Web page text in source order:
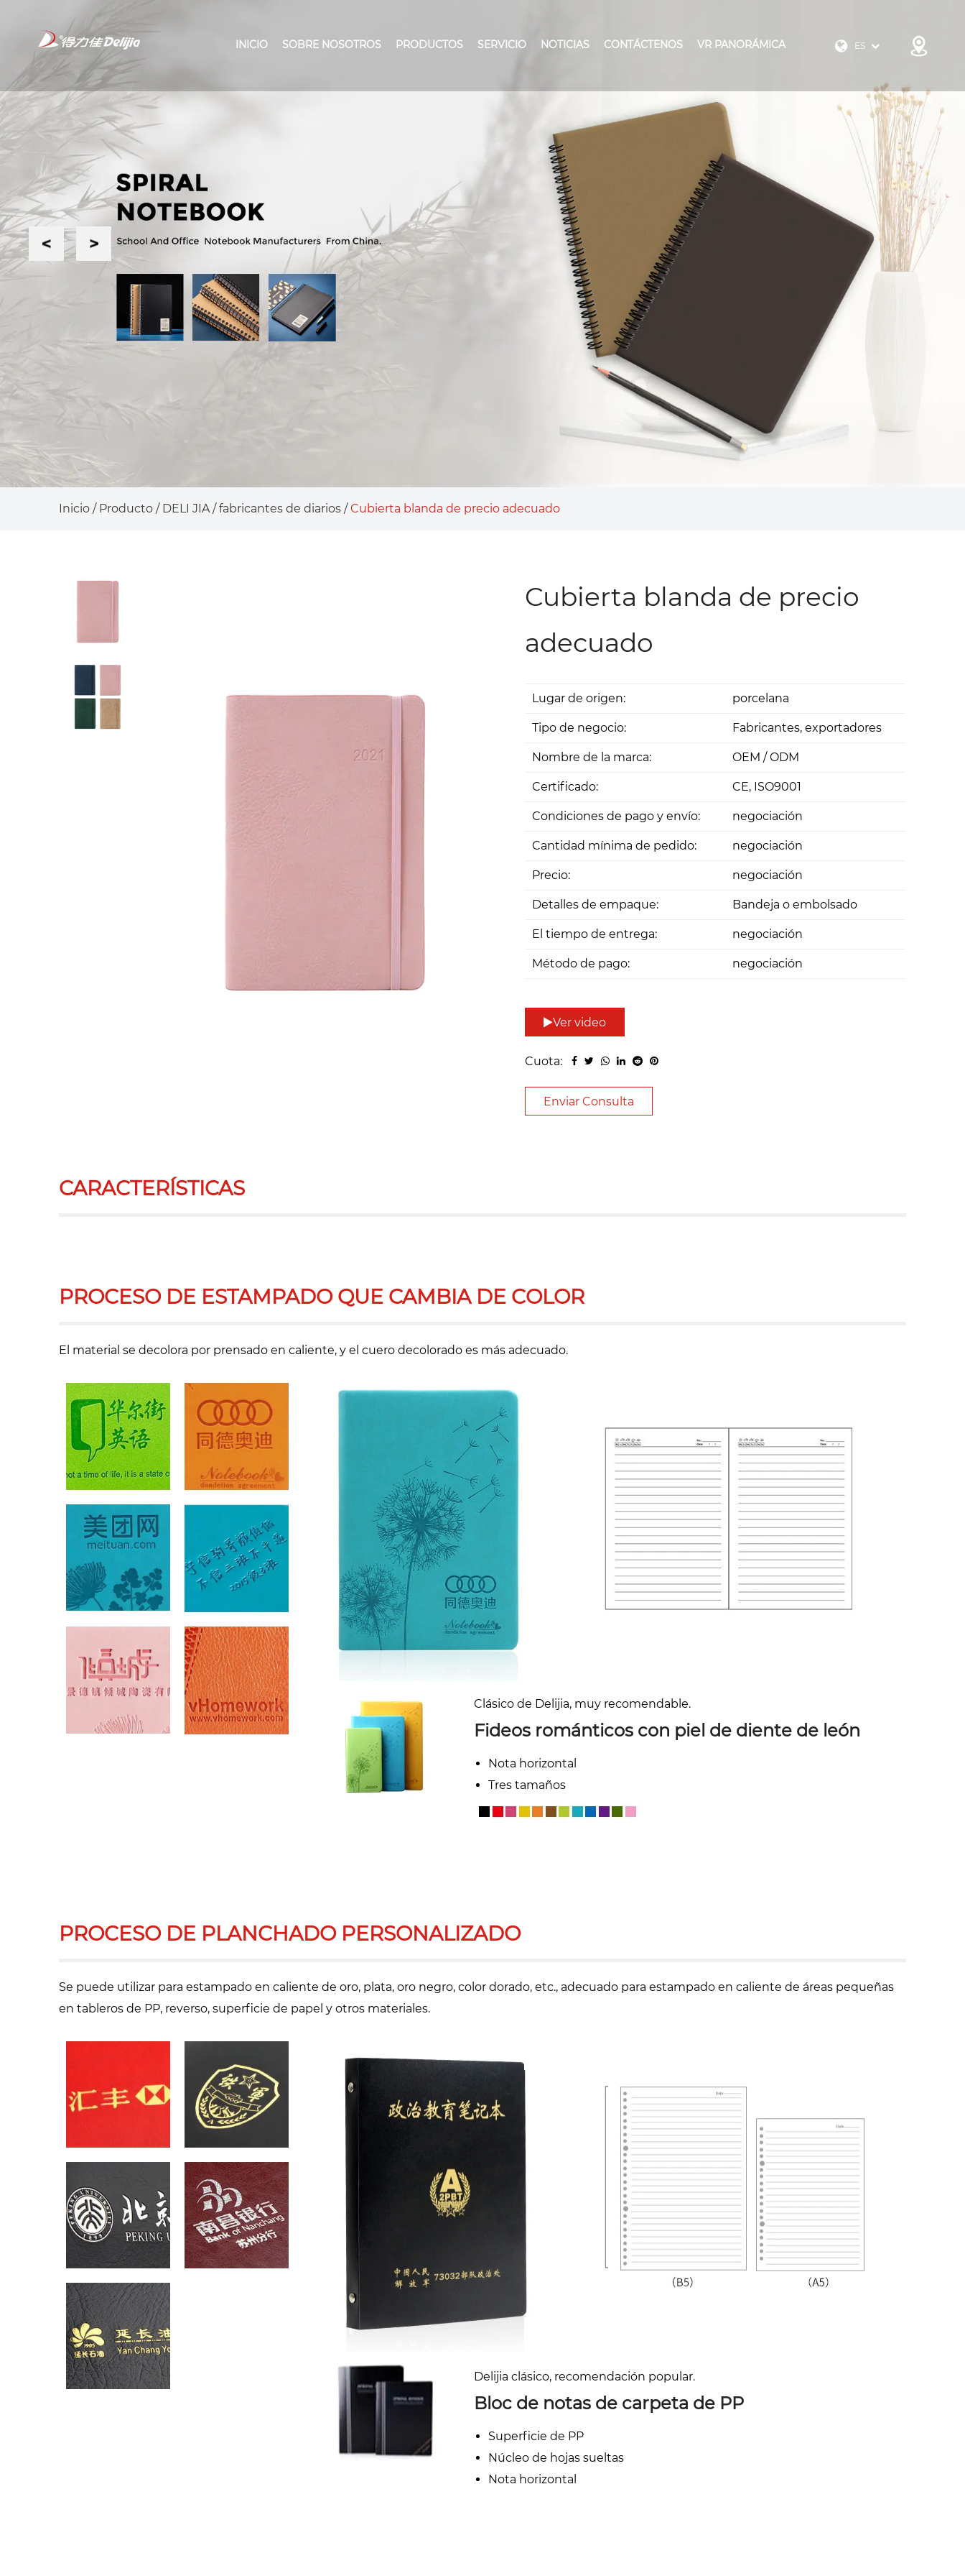
INICIO SOBRE NOSOTROS PRODUCTOS SERVICIO NOTICIAS CONTÁCTENOS VR PANORÁMICA ES
Previous Next
Inicio / Producto / DELI JIA /fabricantes de diarios /Cubierta blanda de precio adecuado
Cubierta blanda de precio
adecuado
Lugar de origen: porcelana
Tipo de negocio: Fabricantes, exportadores
Nombre de la marca: OEM / ODM
Certificado: CE, ISO9001
Condiciones de pago y envío: negociación
Cantidad mínima de pedido: negociación
Precio: negociación
Detalles de empaque: Bandeja o embolsado
El tiempo de entrega: negociación
Método de pago: negociación
Ver video
Cuota:
Enviar Consulta
CARACTERÍSTICAS
PROCESO DE ESTAMPADO QUE CAMBIA DE COLOR
El material se decolora por prensado en caliente, y el cuero decolorado es más adecuado.
Clásico de Delijia, muy recomendable.
Fideos románticos con piel de diente de león
Nota horizontal
Tres tamaños
PROCESO DE PLANCHADO PERSONALIZADO
Se puede utilizar para estampado en caliente de oro, plata, oro negro, color dorado, etc., adecuado para estampado en caliente de áreas pequeñas
en tableros de PP, reverso, superficie de papel y otros materiales.
Delijia clásico, recomendación popular.
Bloc de notas de carpeta de PP
Superficie de PP
Núcleo de hojas sueltas
Nota horizontal